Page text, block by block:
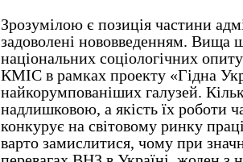
Зрозумілою є позиція частини
задоволені нововведенням. Вища
національних соціологічних
КМІС в рамках проекту «Гідна
найкорумпованіших галузей.
надлишковою, а якість їх роботи
конкурує на світовому ринку
варто замислитися, чому при